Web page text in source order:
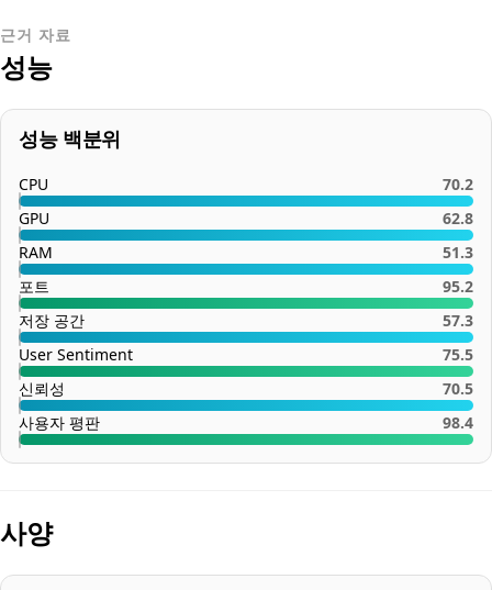
근거 자료
성능
성능 백분위
CPU
70.2
GPU
62.8
RAM
51.3
포트
95.2
저장 공간
57.3
User Sentiment
75.5
신뢰성
70.5
사용자 평판
98.4
사양